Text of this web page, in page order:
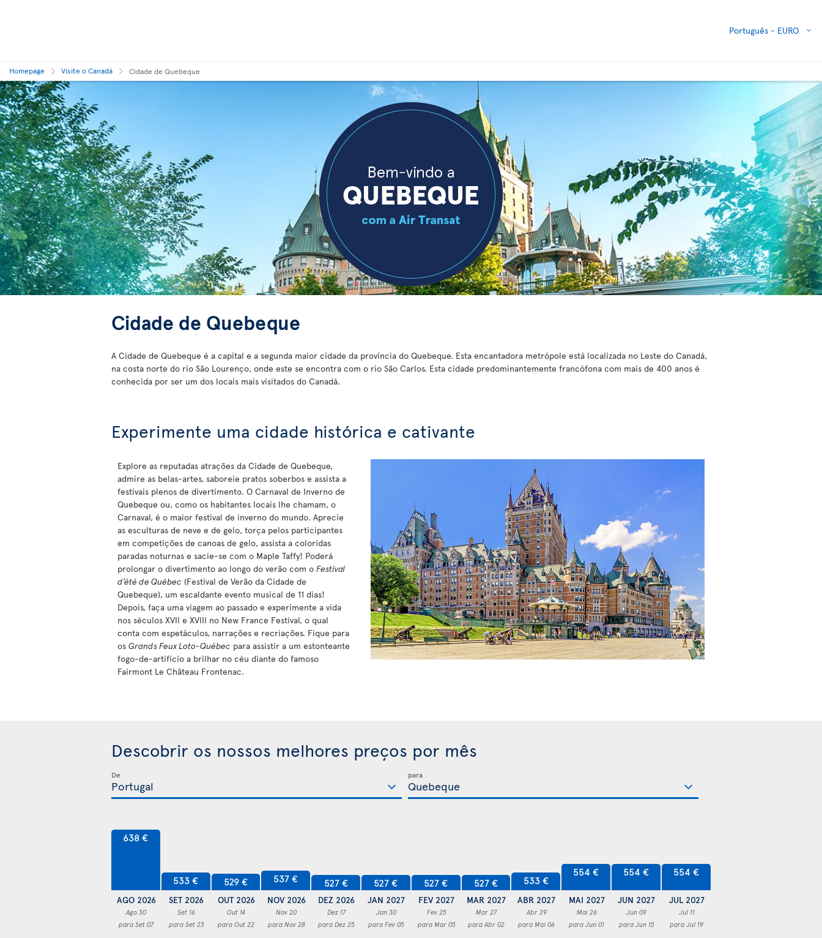
Português - EURO
Homepage Visite o Canadá Cidade de Quebeque
Cidade de Quebeque
A Cidade de Quebeque é a capital e a segunda maior cidade da província do Quebeque. Esta encantadora metrópole está localizada no Leste do Canadá,
na costa norte do rio São Lourenço, onde este se encontra com o rio São Carlos. Esta cidade predominantemente francófona com mais de 400 anos é
conhecida por ser um dos locais mais visitados do Canadá.
Experimente uma cidade histórica e cativante
Explore as reputadas atrações da Cidade de Quebeque,
admire as belas-artes, saboreie pratos soberbos e assista a
festivais plenos de divertimento. O Carnaval de Inverno de
Quebeque ou, como os habitantes locais lhe chamam, o
Carnaval, é o maior festival de inverno do mundo. Aprecie
as esculturas de neve e de gelo, torça pelos participantes
em competições de canoas de gelo, assista a coloridas
paradas noturnas e sacie-se com o Maple Taffy! Poderá
prolongar o divertimento ao longo do verão com o Festival
d’été de Québec (Festival de Verão da Cidade de
Quebeque), um escaldante evento musical de 11 dias!
Depois, faça uma viagem ao passado e experimente a vida
nos séculos XVII e XVIII no New France Festival, o qual
conta com espetáculos, narrações e recriações. Fique para
os Grands Feux Loto-Québec para assistir a um estonteante
fogo-de-artifício a brilhar no céu diante do famoso
Fairmont Le Château Frontenac.
Descobrir os nossos melhores preços por mês
De para
638 €
AGO 2026
Ago 30
para Set 07
533 €
SET 2026
Set 16
para Set 23
529 €
OUT 2026
Out 14
para Out 22
537 €
NOV 2026
Nov 20
para Nov 28
527 €
DEZ 2026
Dez 17
para Dez 25
527 €
JAN 2027
Jan 30
para Fev 05
527 €
FEV 2027
Fev 25
para Mar 05
527 €
MAR 2027
Mar 27
para Abr 02
533 €
ABR 2027
Abr 29
para Mai 06
554 €
MAI 2027
Mai 26
para Jun 01
554 €
JUN 2027
Jun 09
para Jun 15
554 €
JUL 2027
Jul 11
para Jul 19